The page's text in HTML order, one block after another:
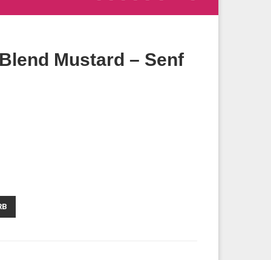
Mustard – Senf